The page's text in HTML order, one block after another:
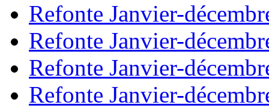
Refonte Janvier-
Refonte Janvier-
Refonte Janvier-
Refonte Janvier-